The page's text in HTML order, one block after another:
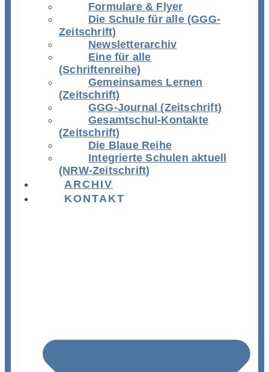
Formulare & Flyer
Die Schule für alle (GGG-
Zeitschrift)
Newsletterarchiv
Eine für alle
(Schriftenreihe)
Gemeinsames Lernen
(Zeitschrift)
GGG-Journal (Zeitschrift)
Gesamtschul-Kontakte
(Zeitschrift)
Die Blaue Reihe
Integrierte Schulen aktuell
(NRW-Zeitschrift)
ARCHIV
KONTAKT